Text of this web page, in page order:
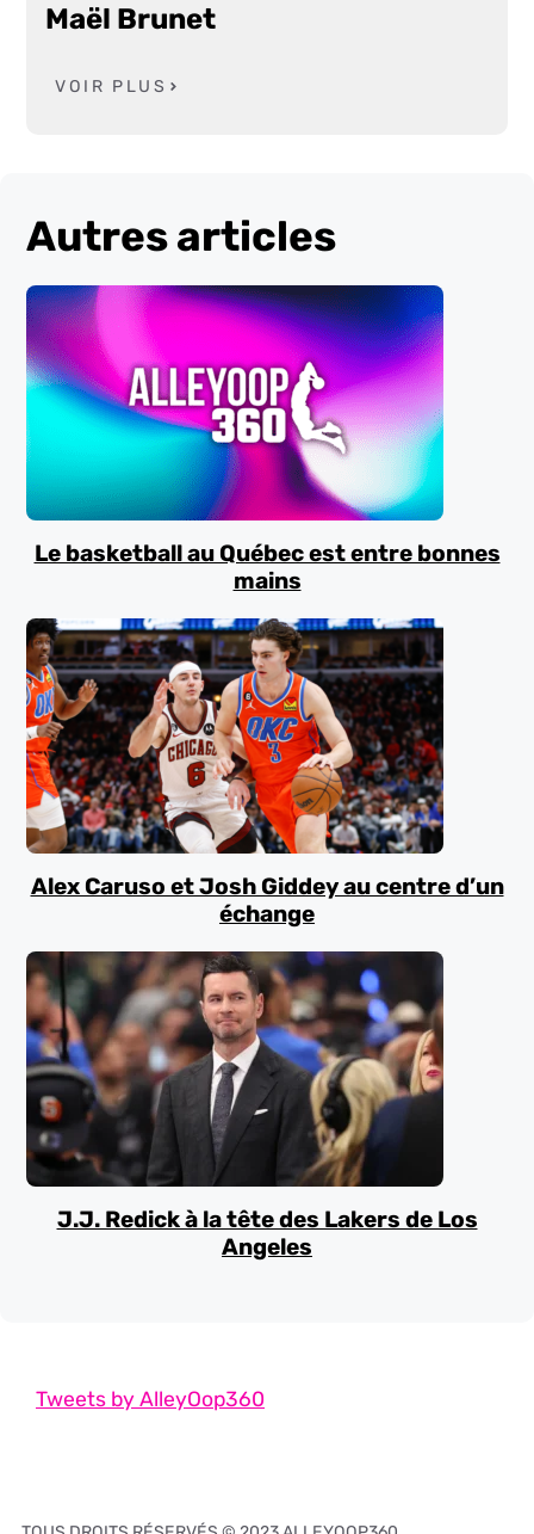
Maël Brunet
VOIR PLUS
Autres articles
Le basketball au Québec est entre bonnes
mains
Alex Caruso et Josh Giddey au centre d’un
échange
J.J. Redick à la tête des Lakers de Los
Angeles
Tweets by AlleyOop360